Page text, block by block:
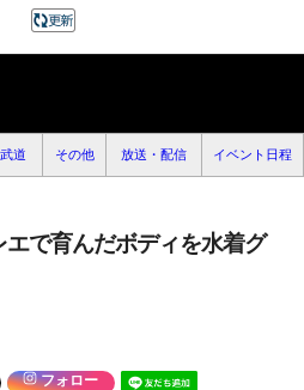
武道 その他 放送・配信 イベント日程
で育んだボディを水着グ
フォロー